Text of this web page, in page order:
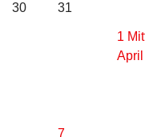
30
31
1
7